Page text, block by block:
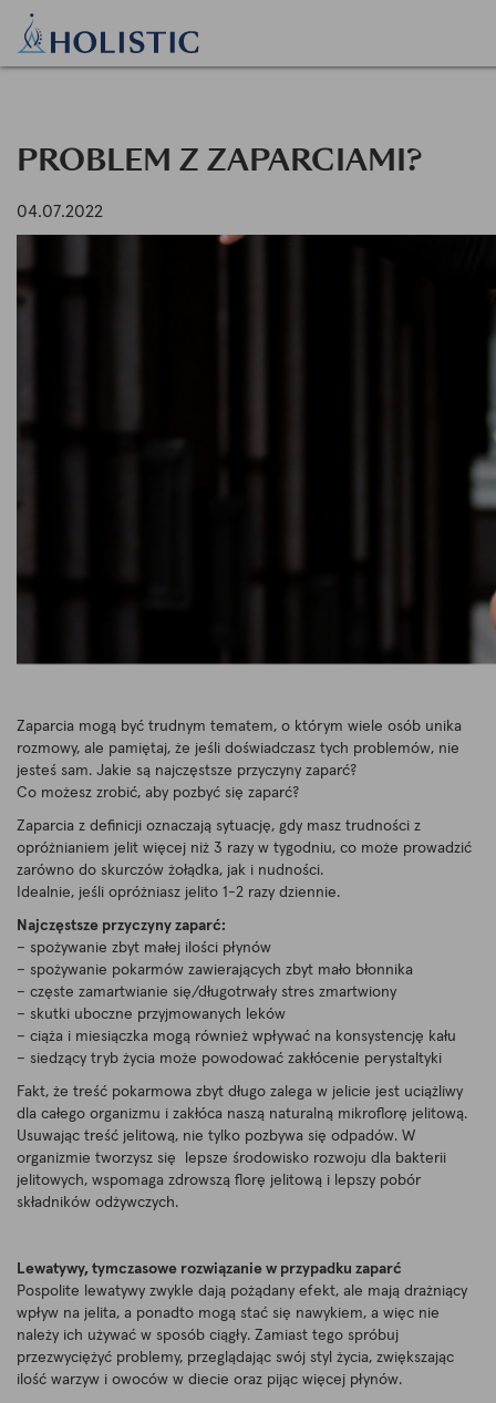
PROBLEM Z ZAPARCIAMI?
04.07.2022
Zaparcia mogą być trudnym tematem, o którym wiele osób unika
rozmowy, ale pamiętaj, że jeśli doświadczasz tych problemów, nie
jesteś sam. Jakie są najczęstsze przyczyny zaparć?
Co możesz zrobić, aby pozbyć się zaparć?
Zaparcia z definicji oznaczają sytuację, gdy masz trudności z
opróżnianiem jelit więcej niż 3 razy w tygodniu, co może prowadzić
zarówno do skurczów żołądka, jak i nudności.
Idealnie, jeśli opróżniasz jelito 1-2 razy dziennie.
Najczęstsze przyczyny zaparć:
– spożywanie zbyt małej ilości płynów
– spożywanie pokarmów zawierających zbyt mało błonnika
– częste zamartwianie się/długotrwały stres zmartwiony
– skutki uboczne przyjmowanych leków
– ciąża i miesiączka mogą również wpływać na konsystencję kału
– siedzący tryb życia może powodować zakłócenie perystaltyki
Fakt, że treść pokarmowa zbyt długo zalega w jelicie jest uciążliwy
dla całego organizmu i zakłóca naszą naturalną mikroflorę jelitową.
Usuwając treść jelitową, nie tylko pozbywa się odpadów. W
organizmie tworzysz się lepsze środowisko rozwoju dla bakterii
jelitowych, wspomaga zdrowszą florę jelitową i lepszy pobór
składników odżywczych.
Lewatywy, tymczasowe rozwiązanie w przypadku zaparć
Pospolite lewatywy zwykle dają pożądany efekt, ale mają drażniący
wpływ na jelita, a ponadto mogą stać się nawykiem, a więc nie
należy ich używać w sposób ciągły. Zamiast tego spróbuj
przezwyciężyć problemy, przeglądając swój styl życia, zwiększając
ilość warzyw i owoców w diecie oraz pijąc więcej płynów.